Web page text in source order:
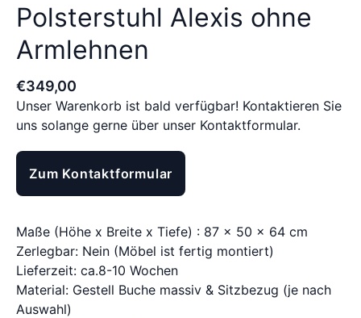
Polsterstuhl Alexis ohne
Armlehnen
€349,00
Unser Warenkorb ist bald verfügbar! Kontaktieren Sie
uns solange gerne über unser Kontaktformular.
Zum Kontaktformular
Maße (Höhe x Breite x Tiefe) : 87 x 50 x 64 cm
Zerlegbar: Nein (Möbel ist fertig montiert)
Lieferzeit: ca.8-10 Wochen
Material: Gestell Buche massiv & Sitzbezug (je nach
Auswahl)